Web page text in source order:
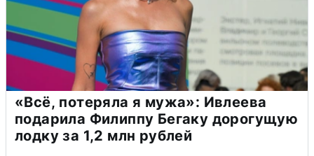
«Всё, потеряла я мужа»: Ивлеева
подарила Филиппу Бегаку дорогущую
лодку за 1,2 млн рублей